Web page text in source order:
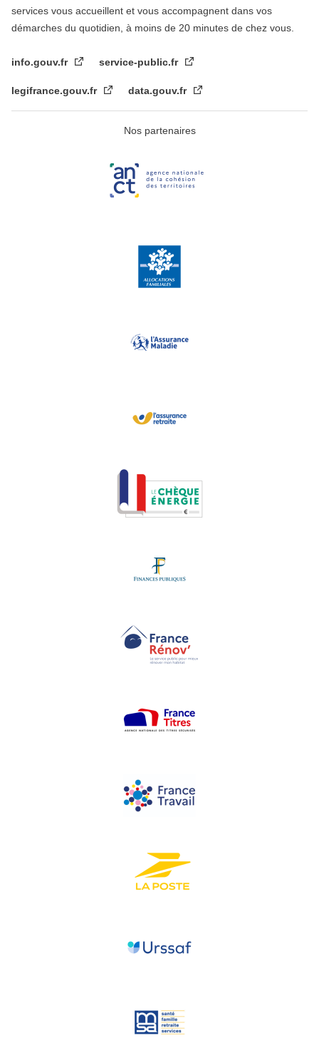
services vous accueillent et vous accompagnent dans vos
démarches du quotidien, à moins de 20 minutes de chez vous.
info.gouv.fr service-public.fr
legifrance.gouv.fr data.gouv.fr
Nos partenaires